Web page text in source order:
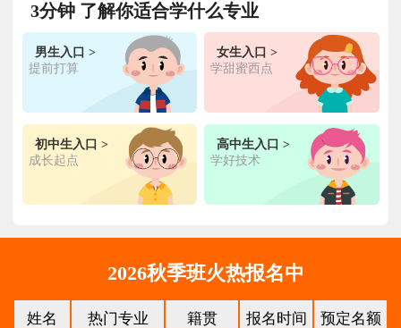
3分钟 了解你适合学什么专业
男生入口 >
提前打算
女生入口 >
学甜蜜西点
初中生入口 >
成长起点
高中生入口 >
学好技术
2026秋季班火热报名中
姓名 热门专业 籍贯 报名时间 预定名额
王** 金典总厨专业 福建厦门 6小时前 在线报名
金鼎大厨专业 福建漳州 在线报名
陈** 时尚西点专业 福建泉州 3天前
张** 金领大厨专业 福建厦门 8小时前 在线报名
经典西点专业 在线报名
时尚西餐西点
专业
福建三明 16小时前
陈** 大厨精英专业 福建福州 3天前 在线报名